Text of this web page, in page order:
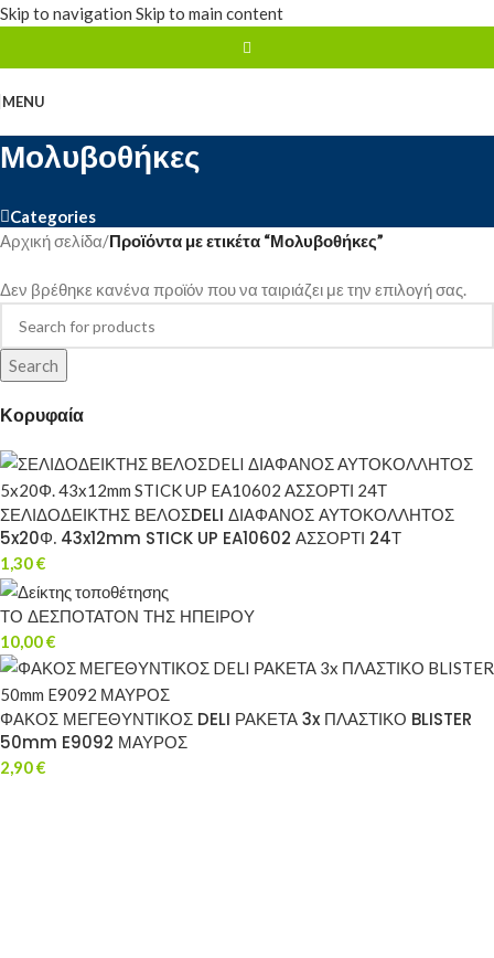
Skip to navigation Skip to main content
MENU
Μολυβοθήκες
Categories
Κορυφαία
ΣΕΛΙΔΟΔΕΙΚΤΗΣ ΒΕΛΟΣDELI ΔΙΑΦΑΝΟΣ ΑΥΤΟΚΟΛΛΗΤΟΣ
5x20Φ. 43x12mm STICK UP EA10602 ΑΣΣΟΡΤΙ 24Τ
1,30€
ΤΟ ΔΕΣΠΟΤΑΤΟΝ ΤΗΣ ΗΠΕΙΡΟΥ
10,00€
ΦΑΚΟΣ ΜΕΓΕΘΥΝΤΙΚΟΣ DELI ΡΑΚΕΤΑ 3x ΠΛΑΣΤΙΚΟ BLISTER
50mm E9092 ΜΑΥΡΟΣ
2,90€
Αρχική σελίδα/Προϊόντα με ετικέτα “Μολυβοθήκες”
Δεν βρέθηκε κανένα προϊόν που να ταιριάζει με την επιλογή σας.
Search